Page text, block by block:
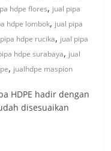
hdpe flores, jual pipa
hdpe lombok, jual pipa
hdpe rucika, jual pipa
hdpe surabaya, jual
, jualhdpe maspion
HDPE hadir dengan
disesuaikan